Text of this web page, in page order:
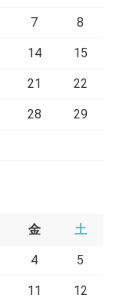
7 8
14 15
21 22
28 29
金 土
4 5
11 12